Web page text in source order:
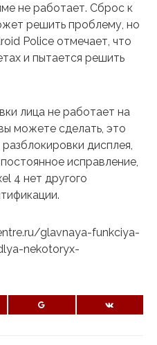
не работает. Сброс к
решить проблему, но
Police отмечает, что
и ​​пытается решить
лица не работает на
можете сделать, это
дисплея,
исправление,
4 нет другого
glavnaya-funkciya-
nekotoryx-